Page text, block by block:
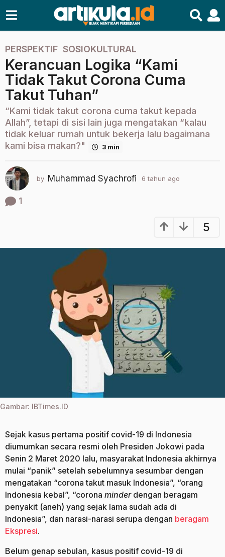
6
t
a
h
u
n
a
g
o
t
a
h
u
PERSPEKTIF ,
SOSIOKULTURAL
Kerancuan Logika “Kami
Tidak Takut Corona Cuma
Takut Tuhan”
“Kami tidak takut corona cuma takut kepada
Allah”, tetapi di sisi lain juga mengatakan “kalau
tidak keluar rumah untuk bekerja lalu bagaimana
kami bisa makan?"
3 min
by Muhammad Syachrofi 6 tahun ago
n
1
5
Gambar: IBTimes.ID
Sejak kasus pertama positif covid-19 di Indonesia
diumumkan secara resmi oleh Presiden Jokowi pada
Senin 2 Maret 2020 lalu, masyarakat Indonesia akhirnya
mulai “panik” setelah sebelumnya sesumbar dengan
mengatakan “corona takut masuk Indonesia”, “orang
Indonesia kebal”, “corona minderdengan beragam
penyakit (aneh) yang sejak lama sudah ada di
Indonesia”, dan narasi-narasi serupa dengan beragam
Ekspresi.
Belum genap sebulan, kasus positif covid-19 di